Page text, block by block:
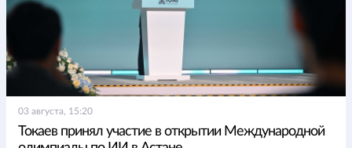
03 августа, 15:20
Токаев принял участие в открытии Международной